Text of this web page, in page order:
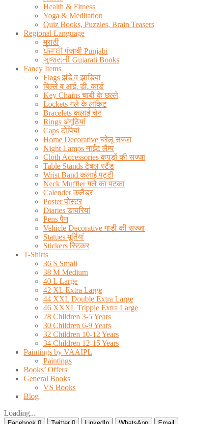
Health & Fitness
Yoga & Meditation
Quiz Books, Puzzles, Brain Teasers
Regional Language
मराठी
ਪੰਜਾਬੀ पंजाबी Punjabi
ગુજરાતી Gujarati Books
Fancy Items
Flags झंडे व झाड़ियां
बिल्ले व आई. डी. कार्ड
Key Chains चाबी के छल्ले
Lockets गले के लॉकेट
Bracelets कलाई चेन
Rings अंगूठियां
Caps टोपियां
Home Decorative घरेलू सज्जा
Night Lamps नाईट लैम्प
Cloth Accessories कपड़ों की सज्जा
Table Stands टेबल स्टैंड
Wrist Band कलाई पट्टी
Neck Muffler गले का पटका
Calender कलैंडर
Poster पोस्टर
Diaries डायरियां
Pens पैन
Vehicle Decorative गाडी की सज्जा
Statues मूर्तियां
Stickers स्टिकर
T-Shirts
36 S Small
38 M Medium
40 L Large
42 XL Extra Large
44 XXL Double Extra Large
46 XXXL Tripple Extra Large
28 Children 3-5 Years
30 Children 6-9 Years
32 Children 10-12 Years
34 Children 12-15 Years
Paintings by VAAIPL
Paintings
Books’ Offers
General Books
VS Books
Blog
Loading...